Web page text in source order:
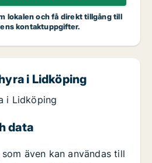
lokalen och få direkt tillgång till
kontaktuppgifter.
i Lidköping
i Lidköping
data
även kan användas till